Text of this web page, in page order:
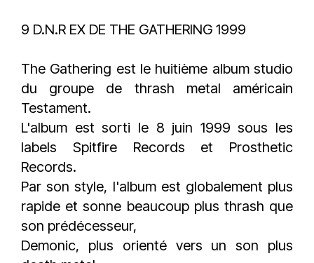
9 D.N.R EX DE THE GATHERING 1999
The Gathering est le huitième album studio
du groupe de thrash metal américain
Testament.
L'album est sorti le 8 juin 1999 sous les
labels Spitfire Records et Prosthetic
Records.
Par son style, l'album est globalement plus
rapide et sonne beaucoup plus thrash que
son prédécesseur,
Demonic, plus orienté vers un son plus